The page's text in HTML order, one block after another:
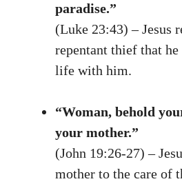
paradise.”
(Luke 23:43) – Jesus
repentant thief that
life with him.
“Woman, behold
your mother.”
(John 19:26-27) –
mother to the care of